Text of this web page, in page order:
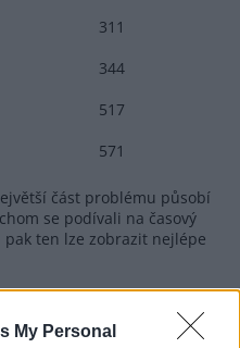
My Personal
311
344
517
571
část problému působí
se podívali na časový
ten lze zobrazit nejlépe